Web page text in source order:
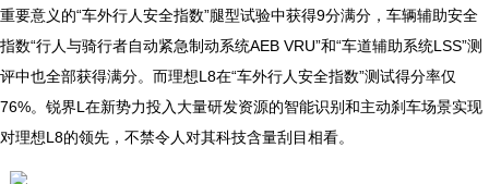
重要意义的“车外行人安全指数”腿型试验中获得9分满分，车辆辅助安全
指数“行人与骑行者自动紧急制动系统AEB VRU”和“车道辅助系统LSS”测
评中也全部获得满分。而理想L8在“车外行人安全指数”测试得分率仅
76%。锐界L在新势力投入大量研发资源的智能识别和主动刹车场景实现
对理想L8的领先，不禁令人对其科技含量刮目相看。